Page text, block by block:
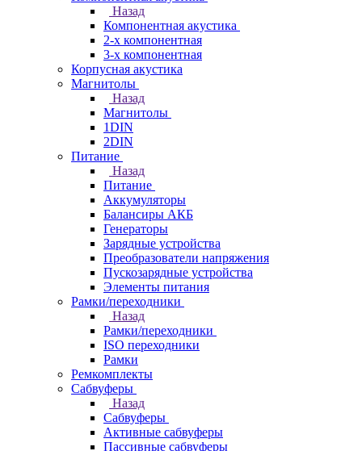
Назад
Компонентная акустика
2-х компонентная
3-х компонентная
Корпусная акустика
Магнитолы
Назад
Магнитолы
1DIN
2DIN
Питание
Назад
Питание
Аккумуляторы
Балансиры АКБ
Генераторы
Зарядные устройства
Преобразователи напряжения
Пускозарядные устройства
Элементы питания
Рамки/переходники
Назад
Рамки/переходники
ISO переходники
Рамки
Ремкомплекты
Сабвуферы
Назад
Сабвуферы
Активные сабвуферы
Пассивные сабвуферы